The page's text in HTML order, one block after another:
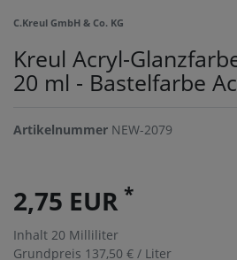
C.Kreul GmbH & Co. KG
Kreul Acryl-
20 ml - Bastelfarbe
Artikelnummer NEW-2079
2,75 EUR *
Inhalt 20 Milliliter
Grundpreis 137,50 € / Liter